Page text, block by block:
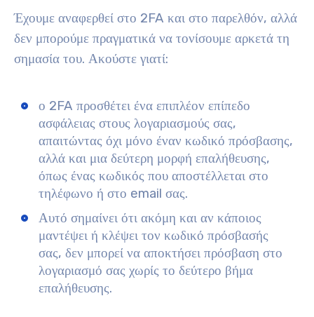
Έχουμε αναφερθεί στο 2FA και στο παρελθόν, αλλά
δεν μπορούμε πραγματικά να τονίσουμε αρκετά τη
σημασία του. Ακούστε γιατί:
ο 2FA προσθέτει ένα επιπλέον επίπεδο
ασφάλειας στους λογαριασμούς σας,
απαιτώντας όχι μόνο έναν κωδικό πρόσβασης,
αλλά και μια δεύτερη μορφή επαλήθευσης,
όπως ένας κωδικός που αποστέλλεται στο
τηλέφωνο ή στο email σας.
Αυτό σημαίνει ότι ακόμη και αν κάποιος
μαντέψει ή κλέψει τον κωδικό πρόσβασής
σας, δεν μπορεί να αποκτήσει πρόσβαση στο
λογαριασμό σας χωρίς το δεύτερο βήμα
επαλήθευσης.